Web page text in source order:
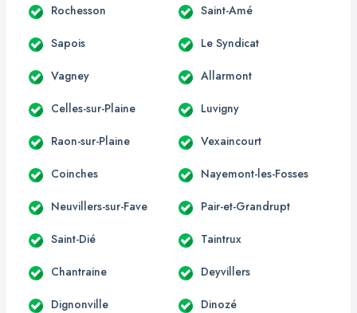
Rochesson Saint-Amé
Sapois Le Syndicat
Vagney Allarmont
Celles-sur-Plaine Luvigny
Raon-sur-Plaine Vexaincourt
Coinches Nayemont-les-Fosses
Neuvillers-sur-Fave Pair-et-Grandrupt
Saint-Dié Taintrux
Chantraine Deyvillers
Dignonville Dinozé